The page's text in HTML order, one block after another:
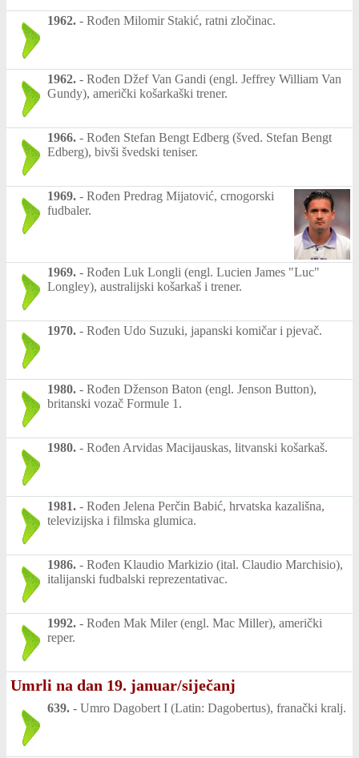
1962. - Rođen Milomir Stakić, ratni zločinac.
1962. - Rođen Džef Van Gandi (engl. Jeffrey William Van
Gundy), američki košarkaški trener.
1966. - Rođen Stefan Bengt Edberg (šved. Stefan Bengt
Edberg), bivši švedski teniser.
1969. - Rođen Predrag Mijatović, crnogorski
fudbaler.
1969. - Rođen Luk Longli (engl. Lucien James "Luc"
Longley), australijski košarkaš i trener.
1970. - Rođen Udo Suzuki, japanski komičar i pjevač.
1980. - Rođen Dženson Baton (engl. Jenson Button),
britanski vozač Formule 1.
1980. - Rođen Arvidas Macijauskas, litvanski košarkaš.
1981. - Rođen Jelena Perčin Babić, hrvatska kazališna,
televizijska i filmska glumica.
1986. - Rođen Klaudio Markizio (ital. Claudio Marchisio),
italijanski fudbalski reprezentativac.
1992. - Rođen Mak Miler (engl. Mac Miller), američki
reper.
Umrli na dan 19. januar/siječanj
639. - Umro Dagobert I (Latin: Dagobertus), franački kralj.